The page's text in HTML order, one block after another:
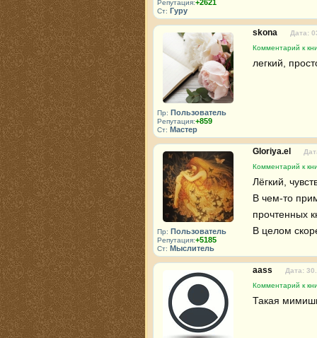
Репутация:+2621
Ст: Гуру
Пр: Пользователь
Репутация:+859
Ст: Мастер
skona
Дата:
Комментарий к
легкий,
Пр: Пользователь
Репутация:+5185
Ст: Мыслитель
Gloriya.el
Комментарий к
Лёгкий,
В чем-то
прочтенных
В целом
aass
Дата:
Комментарий к
Такая